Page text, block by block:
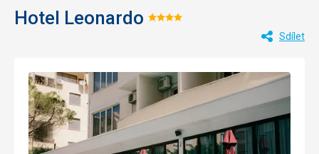
Hotel Leonardo Hodnocení:
Sdílet